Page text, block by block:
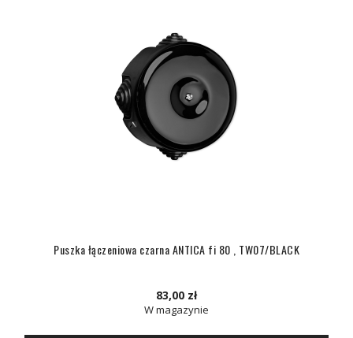
Puszka łączeniowa czarna ANTICA fi 80 , TW07/BLACK
83,00 zł
W magazynie